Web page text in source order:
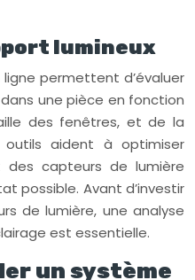
lumineux
permettent d’évaluer
une pièce en fonction
des fenêtres, et de la
outils aident à optimiser
des capteurs de lumière
possible. Avant d’investir
de lumière, une analyse
est essentielle.
un système